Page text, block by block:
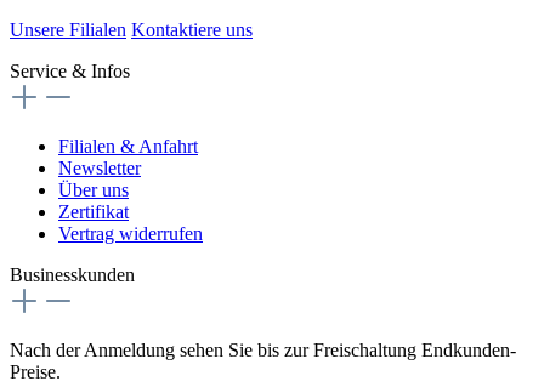
Unsere Filialen Kontaktiere uns
Service & Infos
Filialen & Anfahrt
Newsletter
Über uns
Zertifikat
Vertrag widerrufen
Businesskunden
Nach der Anmeldung sehen Sie bis zur Freischaltung Endkunden-
Preise.